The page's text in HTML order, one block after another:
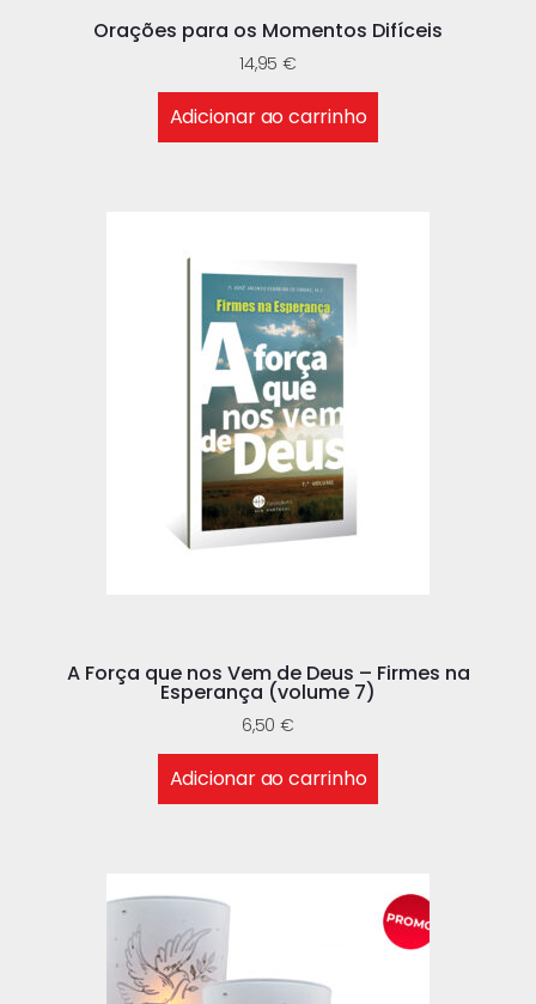
Orações para os Momentos Difíceis
14,95 €
Adicionar ao carrinho
A Força que nos Vem de Deus – Firmes na
Esperança (volume 7)
6,50€
Adicionar ao carrinho